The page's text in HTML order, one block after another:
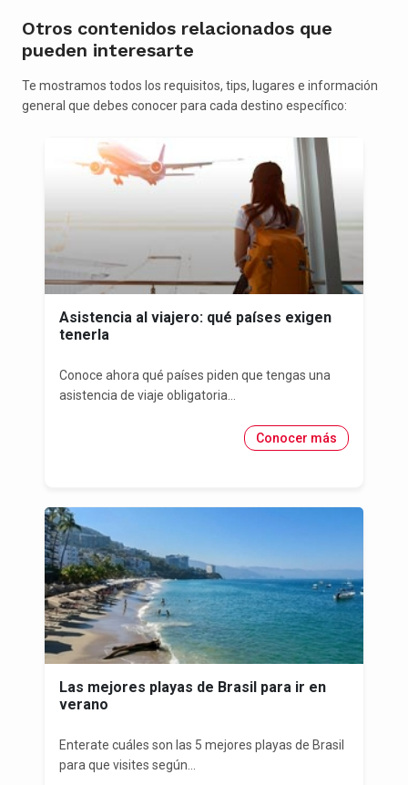
Otros contenidos relacionados que
pueden interesarte
Te mostramos todos los requisitos, tips, lugares e información
general que debes conocer para cada destino específico:
Asistencia al viajero: qué países exigen
tenerla
Conoce ahora qué países piden que tengas una
asistencia de viaje obligatoria...
Conocer más
Las mejores playas de Brasil para ir en
verano
Enterate cuáles son las 5 mejores playas de Brasil
para que visites según...